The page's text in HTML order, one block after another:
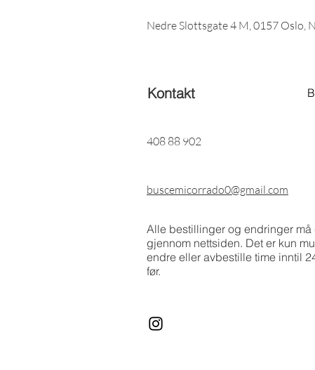
Nedre Slottsgate 4 M, 0157 Oslo,
Kontakt
408 88 902
buscemicorrado0@gmail.com
Alle bestillinger og endringer må
gjennom nettsiden. Det er kun
endre eller avbestille time inntil
før.